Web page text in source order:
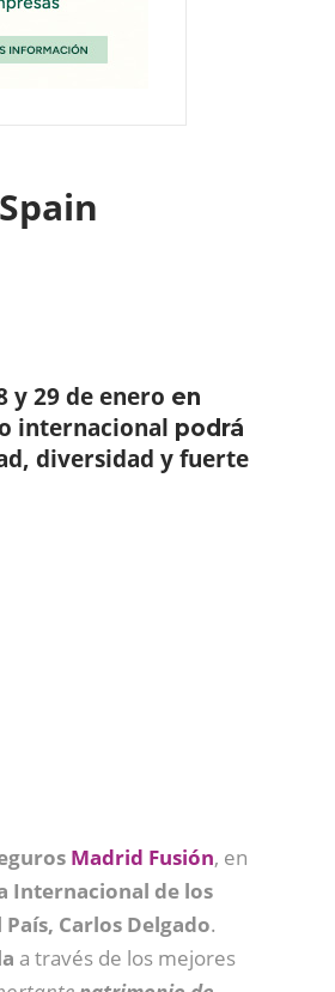
y 29 de enero en
internacional podrá
diversidad y fuerte
Madrid Fusión, en
Internacional de los
Carlos Delgado.
a través de los mejores